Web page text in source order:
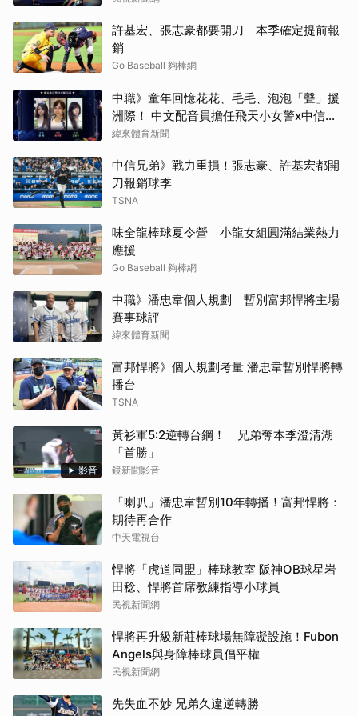
許基宏、張志豪都要開刀 本季確定提前報
銷
Go Baseball 夠棒網
中職》童年回憶花花、毛毛、泡泡「聲」援
洲際！ 中文配音員擔任飛天小女警x中信兄
弟女孩日開球嘉賓
緯來體育新聞
中信兄弟》戰力重損！張志豪、許基宏都開
刀報銷球季
TSNA
味全龍棒球夏令營 小龍女組圓滿結業熱力
應援
Go Baseball 夠棒網
中職》潘忠韋個人規劃 暫別富邦悍將主場
賽事球評
緯來體育新聞
富邦悍將》個人規劃考量 潘忠韋暫別悍將轉
播台
TSNA
影音
黃衫軍5:2逆轉台鋼！ 兄弟奪本季澄清湖
「首勝」
鏡新聞影音
「喇叭」潘忠韋暫別10年轉播！富邦悍將：
期待再合作
中天電視台
悍將「虎道同盟」棒球教室 阪神OB球星岩
田稔、悍將首席教練指導小球員
民視新聞網
悍將再升級新莊棒球場無障礙設施！Fubon
Angels與身障棒球員倡平權
民視新聞網
先失血不妙 兄弟久違逆轉勝